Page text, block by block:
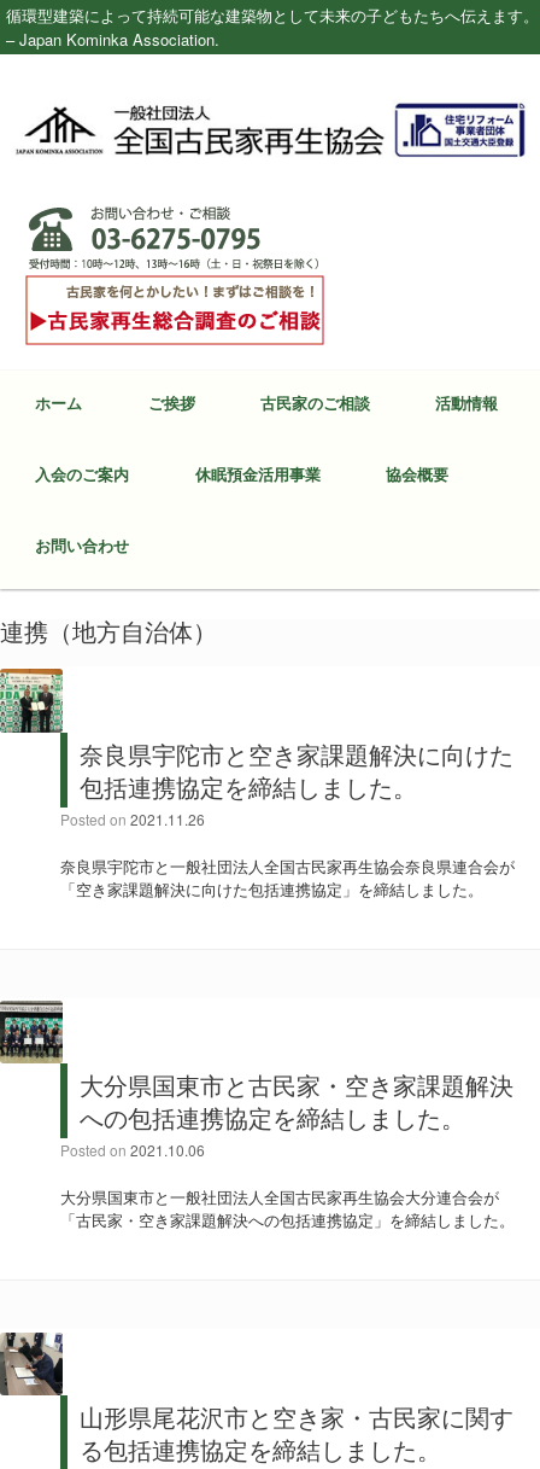
循環型建築によって持続可能な建築物として未来の子どもたちへ伝えます。
– Japan Kominka Association.
ホーム ご挨拶 古民家のご相談 活動情報
入会のご案内 休眠預金活用事業 協会概要
お問い合わせ
連携（地方自治体）
奈良県宇陀市と空き家課題解決に向けた
包括連携協定を締結しました。
Posted on 2021.11.26
奈良県宇陀市と一般社団法人全国古民家再生協会奈良県連合会が
「空き家課題解決に向けた包括連携協定」を締結しました。
大分県国東市と古民家・空き家課題解決
への包括連携協定を締結しました。
Posted on 2021.10.06
大分県国東市と一般社団法人全国古民家再生協会大分連合会が
「古民家・空き家課題解決への包括連携協定」を締結しました。
山形県尾花沢市と空き家・古民家に関す
る包括連携協定を締結しました。